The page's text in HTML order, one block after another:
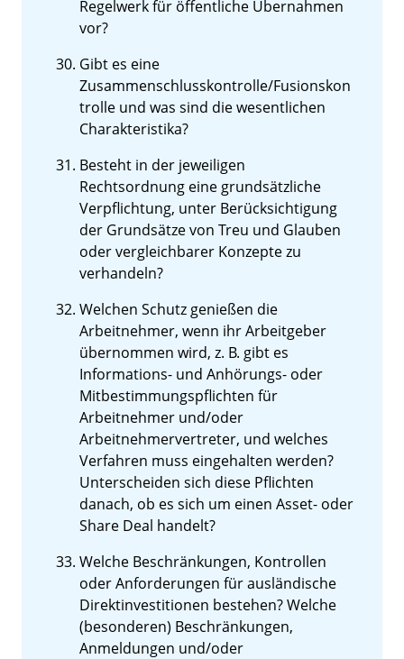
Regelwerk für öffentliche Übernahmen
vor?
Gibt es eine
Zusammenschlusskontrolle/Fusionskon
trolle und was sind die wesentlichen
Charakteristika?
Besteht in der jeweiligen
Rechtsordnung eine grundsätzliche
Verpflichtung, unter Berücksichtigung
der Grundsätze von Treu und Glauben
oder vergleichbarer Konzepte zu
verhandeln?
Welchen Schutz genießen die
Arbeitnehmer, wenn ihr Arbeitgeber
übernommen wird, z. B. gibt es
Informations- und Anhörungs- oder
Mitbestimmungspflichten für
Arbeitnehmer und/oder
Arbeitnehmervertreter, und welches
Verfahren muss eingehalten werden?
Unterscheiden sich diese Pflichten
danach, ob es sich um einen Asset- oder
Share Deal handelt?
Welche Beschränkungen, Kontrollen
oder Anforderungen für ausländische
Direktinvestitionen bestehen? Welche
(besonderen) Beschränkungen,
Anmeldungen und/oder